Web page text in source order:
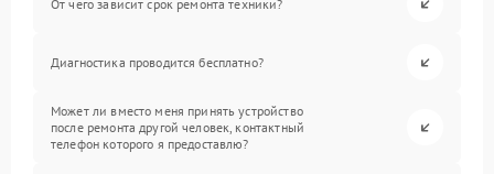
От чего зависит срок ремонта техники?
Диагностика проводится бесплатно?
Может ли вместо меня принять устройство
после ремонта другой человек, контактный
телефон которого я предоставлю?